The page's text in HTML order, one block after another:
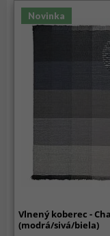
Novinka
Vlnený koberec -
(modrá/sivá/biela)